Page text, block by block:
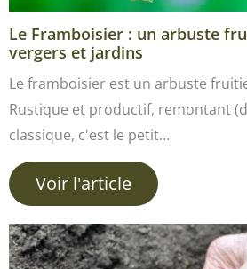
Le Framboisier : un arbuste
vergers et jardins
Le framboisier est un arbuste
Rustique et productif, remontant
classique, c'est le petit…
Voir l'article